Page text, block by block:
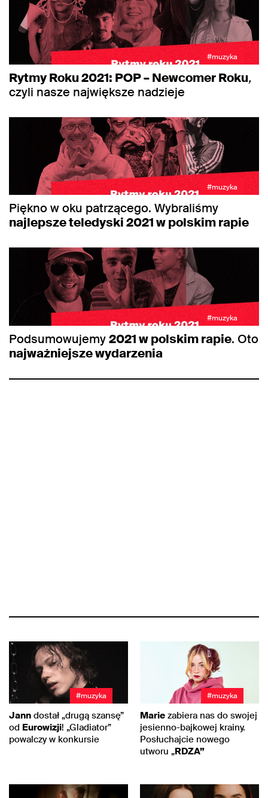
#muzyka
Rytmy Roku 2021: POP – Newcomer Roku,
czyli nasze największe nadzieje
#muzyka
Piękno w oku patrzącego. Wybraliśmy
najlepsze teledyski 2021 w polskim rapie
#muzyka
Podsumowujemy2021 w polskim rapie. Oto
najważniejsze wydarzenia
#muzyka
Jann dostał „drugą szansę”
od Eurowizji! „Gladiator”
powalczy w konkursie
#muzyka
Marie zabiera nas do swojej
jesienno-bajkowej krainy.
Posłuchajcie nowego
utworu „RDZA”